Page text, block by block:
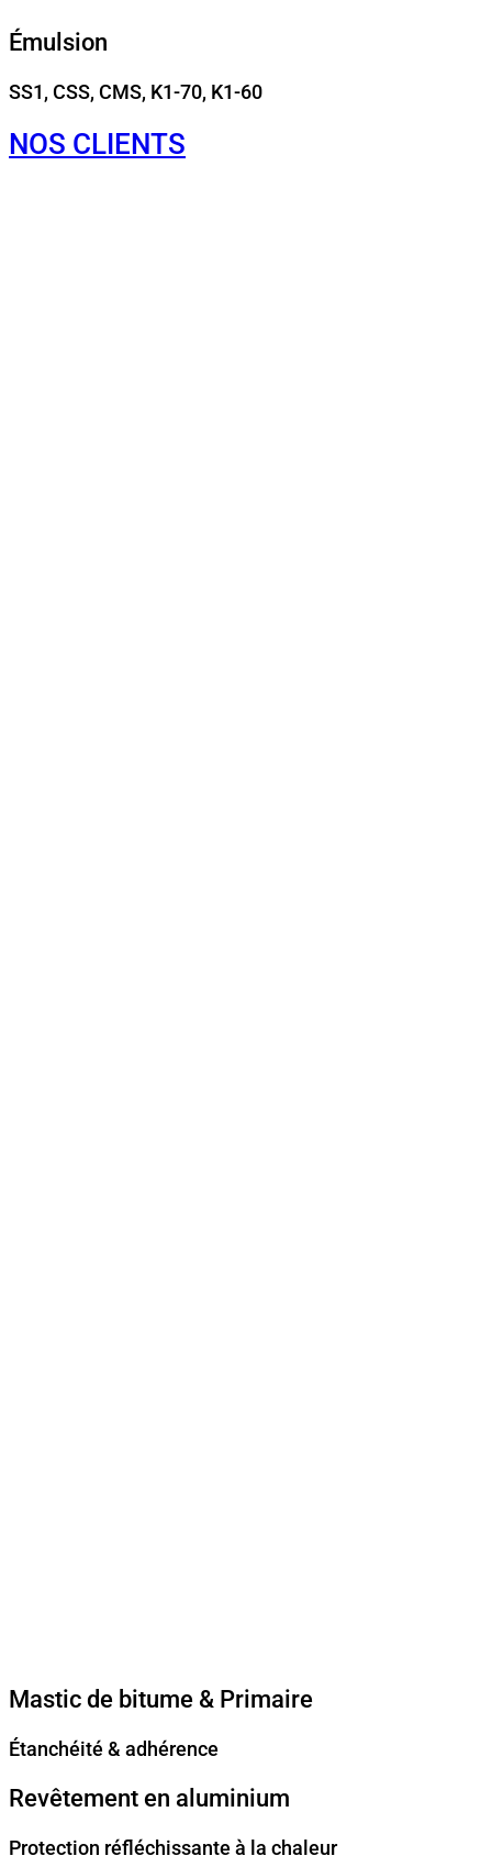
Émulsion
SS1, CSS, CMS, K1-70, K1-60
NOS CLIENTS
Mastic de bitume & Primaire
Étanchéité & adhérence
Revêtement en aluminium
Protection réfléchissante à la chaleur